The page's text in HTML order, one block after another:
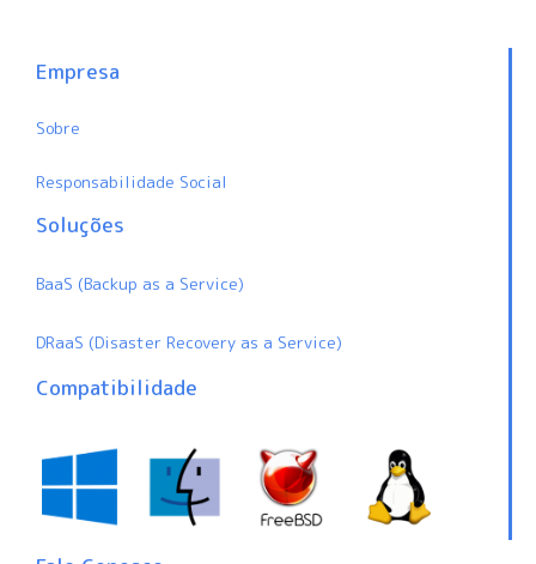
Empresa
Sobre
Responsabilidade Social
Soluções
BaaS (Backup as a Service)
DRaaS (Disaster Recovery as a Service)
Compatibilidade